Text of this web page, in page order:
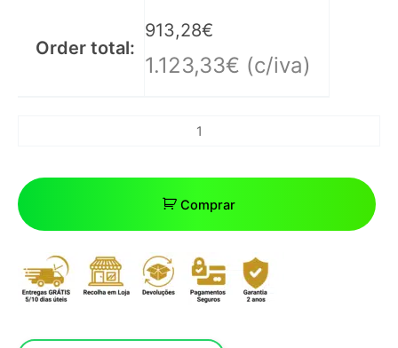
– Protetor de apoio de braço em preto, adicionando um
toque de sofisticação.
durabilidade e estabilidade. Com assentos reclináveis,
encosto de cabeça extensível e encosto reclinável, seus
clientes desfrutarão de uma experiência personalizada.
proporciona ajustes precisos, e o protetor de apoio de
braço em preto adiciona um toque de elegância.
Order total:
913,28€
1.123,33€ (c/iva)
Comprar